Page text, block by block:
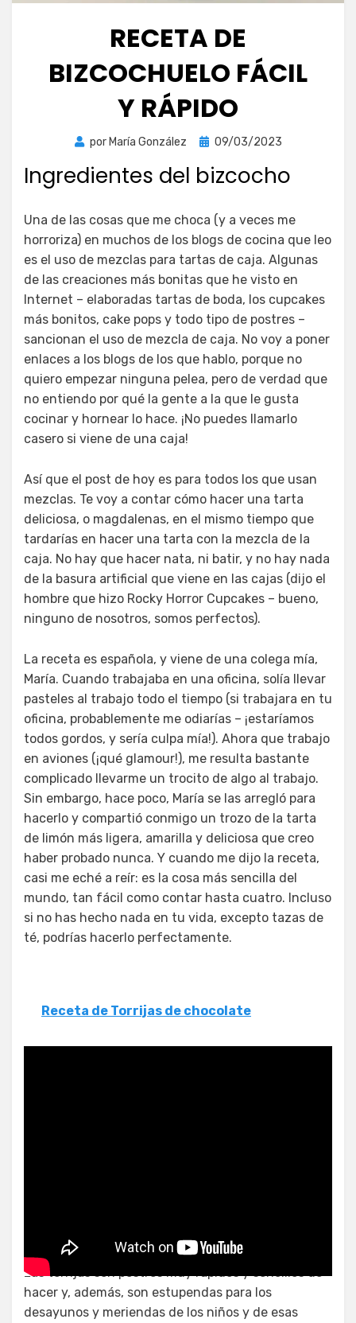
RECETA DE
BIZCOCHUELO FÁCIL
Y RÁPIDO
por María González
Publicada
09/03/2023
Ingredientes del bizcocho
Una de las cosas que me choca (y a veces me
horroriza) en muchos de los blogs de cocina que leo
es el uso de mezclas para tartas de caja. Algunas
de las creaciones más bonitas que he visto en
Internet – elaboradas tartas de boda, los cupcakes
más bonitos, cake pops y todo tipo de postres –
sancionan el uso de mezcla de caja. No voy a poner
enlaces a los blogs de los que hablo, porque no
quiero empezar ninguna pelea, pero de verdad que
no entiendo por qué la gente a la que le gusta
cocinar y hornear lo hace. ¡No puedes llamarlo
casero si viene de una caja!
Así que el post de hoy es para todos los que usan
mezclas. Te voy a contar cómo hacer una tarta
deliciosa, o magdalenas, en el mismo tiempo que
tardarías en hacer una tarta con la mezcla de la
caja. No hay que hacer nata, ni batir, y no hay nada
de la basura artificial que viene en las cajas (dijo el
hombre que hizo Rocky Horror Cupcakes – bueno,
ninguno de nosotros, somos perfectos).
La receta es española, y viene de una colega mía,
María. Cuando trabajaba en una oficina, solía llevar
pasteles al trabajo todo el tiempo (si trabajara en tu
oficina, probablemente me odiarías – ¡estaríamos
todos gordos, y sería culpa mía!). Ahora que trabajo
en aviones (¡qué glamour!), me resulta bastante
complicado llevarme un trocito de algo al trabajo.
Sin embargo, hace poco, María se las arregló para
hacerlo y compartió conmigo un trozo de la tarta
de limón más ligera, amarilla y deliciosa que creo
haber probado nunca. Y cuando me dijo la receta,
casi me eché a reír: es la cosa más sencilla del
mundo, tan fácil como contar hasta cuatro. Incluso
si no has hecho nada en tu vida, excepto tazas de
té, podrías hacerlo perfectamente.
Receta de Torrijas de chocolate
Las torrijas son postres muy rápidos y sencillos de
hacer y, además, son estupendas para los
desayunos y meriendas de los niños y de esas